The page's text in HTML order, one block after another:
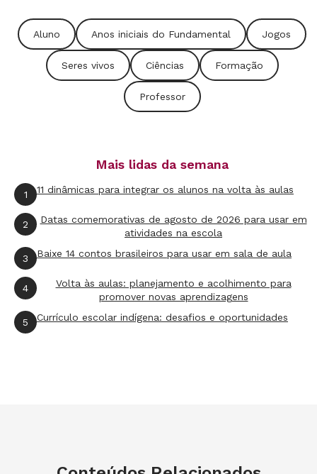
Aluno Anos iniciais do Fundamental Jogos
Seres vivos Ciências Formação
Professor
Mais lidas da semana
1 11 dinâmicas para integrar os alunos na volta às aulas
2
Datas comemorativas de agosto de 2026 para usar em
atividades na escola
3 Baixe 14 contos brasileiros para usar em sala de aula
4
Volta às aulas: planejamento e acolhimento para
promover novas aprendizagens
5 Currículo escolar indígena: desafios e oportunidades